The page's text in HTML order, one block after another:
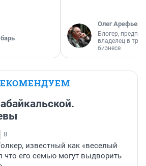
Олег Арефьев
Блогер,
владелец в
бизнесе
8
известный как «веселый
что его семью могут выдворить